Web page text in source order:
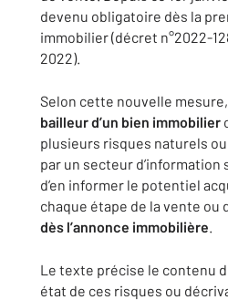
devenu obligatoire dès la
immobilier (décret n°2022-
2022).
Selon cette nouvelle
bailleur d’un bien immobilier
plusieurs risques naturels
par un secteur d’information
d’en informer le potentiel
chaque étape de la vente ou
dès l’annonce immobilière
Le texte précise le contenu
état de ces risques ou